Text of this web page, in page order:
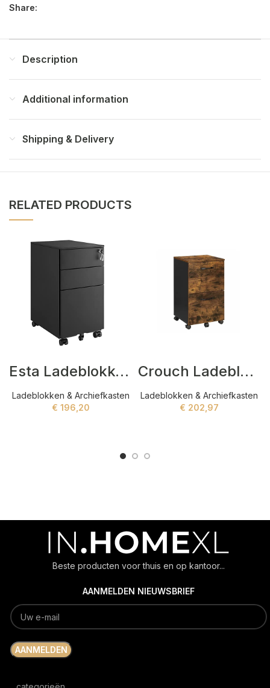
Share:
Description
Additional information
Shipping & Delivery
RELATED PRODUCTS
Esta Ladeblokken Zwart
Ladeblokken & Archiefkasten
€ 196,20
Crouch Ladeblokken Bruin,Zwart
Ladeblokken & Archiefkasten
€ 202,97
Beste producten voor thuis en op kantoor...
AANMELDEN NIEUWSBRIEF